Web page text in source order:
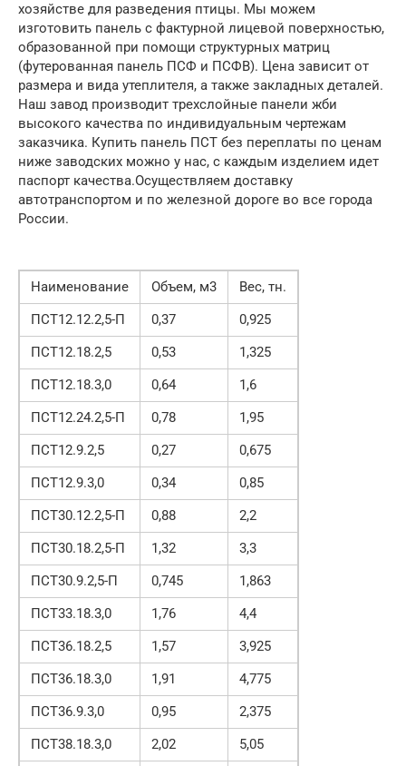
хозяйстве для разведения птицы. Мы можем
изготовить панель с фактурной лицевой поверхностью,
образованной при помощи структурных матриц
(футерованная панель ПСФ и ПСФВ). Цена зависит от
размера и вида утеплителя, а также закладных деталей.
Наш завод производит трехслойные панели жби
высокого качества по индивидуальным чертежам
заказчика. Купить панель ПСТ без переплаты по ценам
ниже заводских можно у нас, с каждым изделием идет
паспорт качества.Осуществляем доставку
автотранспортом и по железной дороге во все города
России.
Наименование Объем, м3
Вес, тн.
ПСТ12.12.2,5-П
0,37
0,925
ПСТ12.18.2,5
0,53
1,325
ПСТ12.18.3,0
0,64
1,6
ПСТ12.24.2,5-П
0,78
1,95
ПСТ12.9.2,5
0,27
0,675
ПСТ12.9.3,0
0,34
0,85
ПСТ30.12.2,5-П
0,88
2,2
ПСТ30.18.2,5-П
1,32
3,3
ПСТ30.9.2,5-П
0,745
1,863
ПСТ33.18.3,0
1,76
4,4
ПСТ36.18.2,5
1,57
3,925
ПСТ36.18.3,0
1,91
4,775
ПСТ36.9.3,0
0,95
2,375
ПСТ38.18.3,0
2,02
5,05